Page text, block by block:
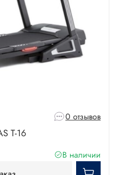
0 отзывов
T-16
В наличии